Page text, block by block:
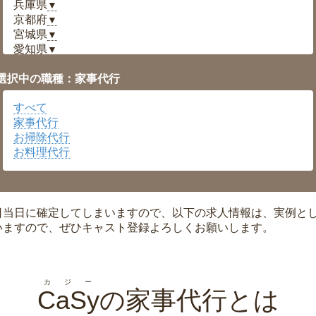
兵庫県 ▼
京都府▼
宮城県 ▼
愛知県 ▼
岡山県▼
広島県▼
沖縄県
択中の職種：家事代行
すべて
家事代行
お掃除代行
お料理代行
日に確定してしまいますので、以下の求人情報は、実例と
すので、ぜひキャスト登録よろしくお願いします。
CaSy
カジー
の家事代行とは